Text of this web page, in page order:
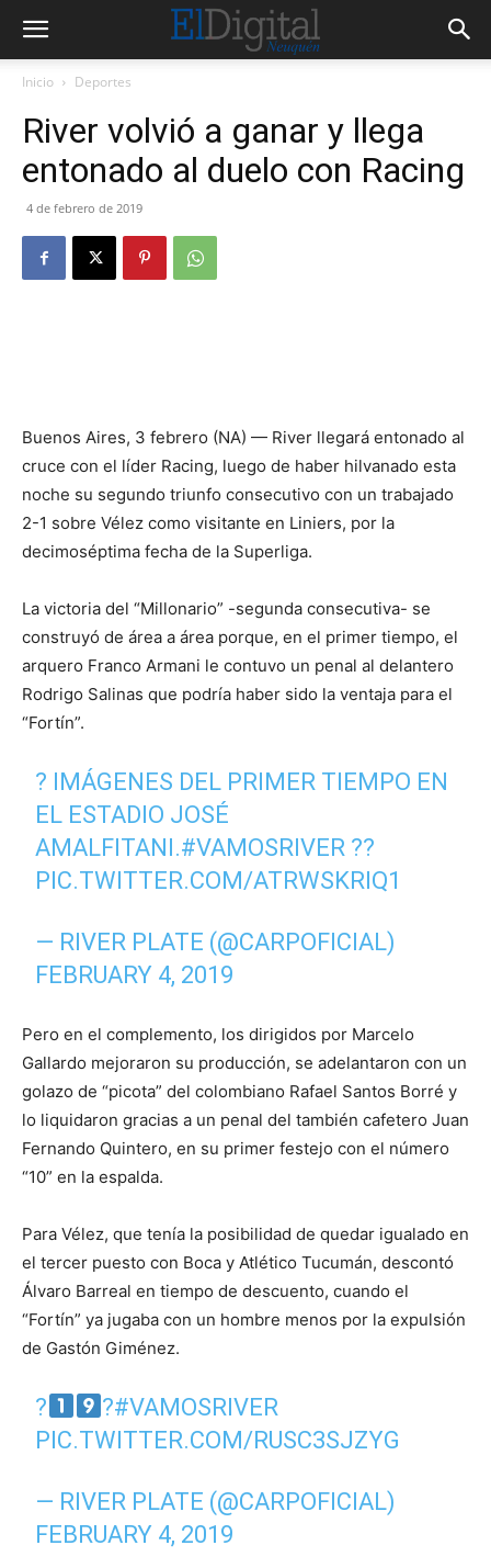
Inicio Deportes
River volvió a ganar y llega
entonado al duelo con Racing
4 de febrero de 2019
Buenos Aires, 3 febrero (NA) — River llegará entonado al
cruce con el líder Racing, luego de haber hilvanado esta
noche su segundo triunfo consecutivo con un trabajado
2-1 sobre Vélez como visitante en Liniers, por la
decimoséptima fecha de la Superliga.
La victoria del “Millonario” -segunda consecutiva- se
construyó de área a área porque, en el primer tiempo, el
arquero Franco Armani le contuvo un penal al delantero
Rodrigo Salinas que podría haber sido la ventaja para el
“Fortín”.
? IMÁGENES DEL PRIMER TIEMPO EN
EL ESTADIO JOSÉ
AMALFITANI.#VAMOSRIVER ??
PIC.TWITTER.COM/ATRWSKRIQ1
— RIVER PLATE (@CARPOFICIAL)
FEBRUARY 4, 2019
Pero en el complemento, los dirigidos por Marcelo
Gallardo mejoraron su producción, se adelantaron con un
golazo de “picota” del colombiano Rafael Santos Borré y
lo liquidaron gracias a un penal del también cafetero Juan
Fernando Quintero, en su primer festejo con el número
“10” en la espalda.
Para Vélez, que tenía la posibilidad de quedar igualado en
el tercer puesto con Boca y Atlético Tucumán, descontó
Álvaro Barreal en tiempo de descuento, cuando el
“Fortín” ya jugaba con un hombre menos por la expulsión
de Gastón Giménez.
? ?#VAMOSRIVER
PIC.TWITTER.COM/RUSC3SJZYG
— RIVER PLATE (@CARPOFICIAL)
FEBRUARY 4, 2019